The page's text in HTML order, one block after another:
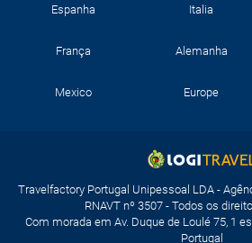
Espanha Italia
França Alemanha
Mexico Europe
Travelfactory Portugal Unipessoal LDA -
RNAVT nº 3507 - Todos os
Com morada em Av. Duque de Loulé 75, 1
Portugal